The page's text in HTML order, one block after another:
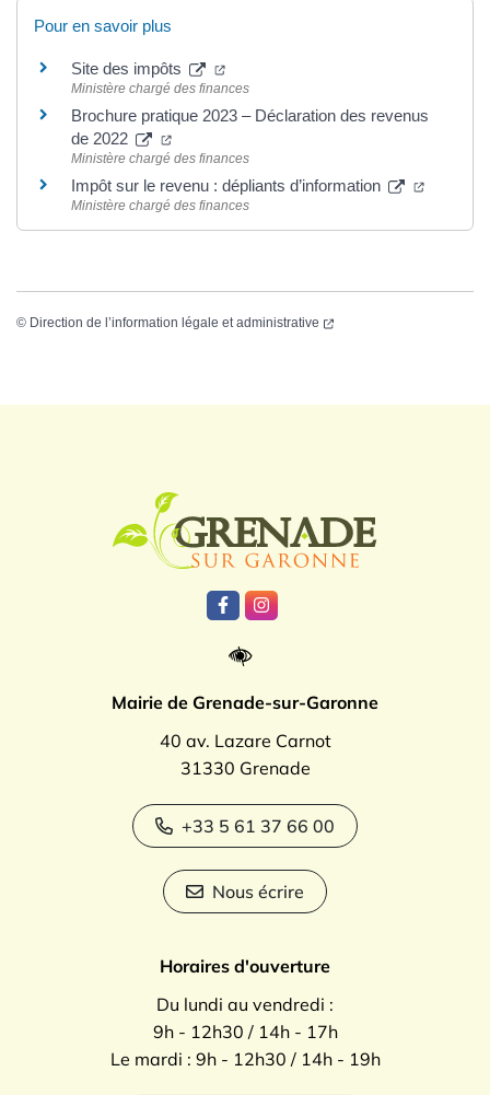
Pour en savoir plus
Site des impôts
Ministère chargé des finances
Brochure pratique 2023 – Déclaration des revenus
de 2022
Ministère chargé des finances
Impôt sur le revenu : dépliants d’information
Ministère chargé des finances
© Direction de l’information légale et administrative
Lien vers le compte Facebook
Lien vers le compte
Mairie de Grenade-sur-Garonne
40 av. Lazare Carnot
31330 Grenade
+33 5 61 37 66 00
Nous écrire
Horaires d'ouverture
Du lundi au vendredi :
9h - 12h30 / 14h - 17h
Le mardi : 9h - 12h30 / 14h - 19h